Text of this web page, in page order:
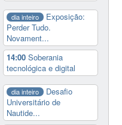
dia inteiro
Exposição:
Perder Tudo.
Novament...
14:00Soberania
tecnológica e digital
dia inteiro
Desafio
Universitário de
Nautide...